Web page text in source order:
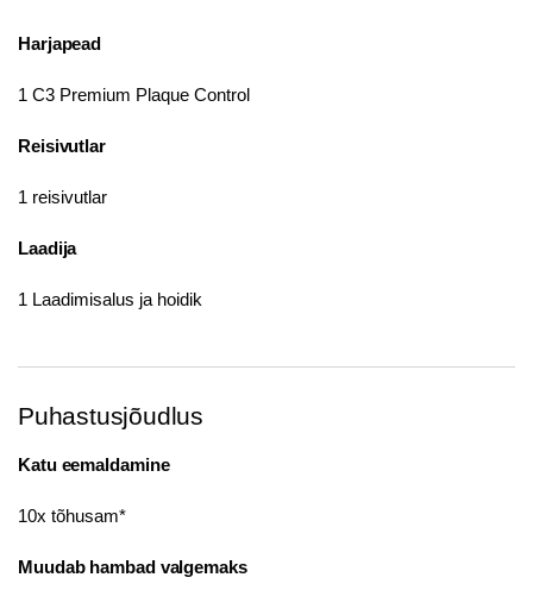
Harjapead
1 C3 Premium Plaque Control
Reisivutlar
1 reisivutlar
Laadija
1 Laadimisalus ja hoidik
Puhastusjõudlus
Katu eemaldamine
10x tõhusam*
Muudab hambad valgemaks